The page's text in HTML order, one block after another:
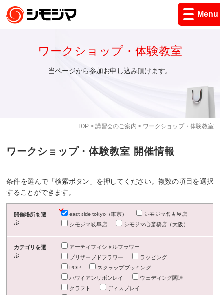
Menu
TOP> 講習会のご案内 > ワークショップ・体験教室
ワークショップ・体験教室
当ページから参加お申し込み頂けます。
ワークショップ・体験教室 開催情報
条件を選んで「検索ボタン」を押してください。複数の項目を選択
することができます。
開催場所を選
ぶ
east side tokyo（東京）
シモジマ名古屋店
シモジマ岐阜店
シモジマ心斎橋店（大阪）
カテゴリを選
ぶ
アーティフィシャルフラワー
プリザーブドフラワー
ラッピング
POP
スクラップブッキング
ハワイアンリボンレイ
ウェディング関連
クラフト
ディスプレイ